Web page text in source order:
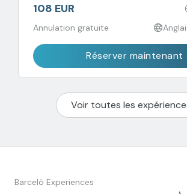
108 EUR
Annulation gratuite
Réserver maintenant
Voir toutes les
Barceló Experiences